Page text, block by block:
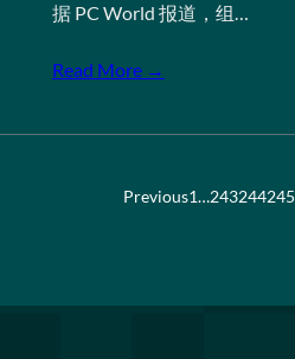
据 PC World 报道，组…
Read More →
Previous1…243244245